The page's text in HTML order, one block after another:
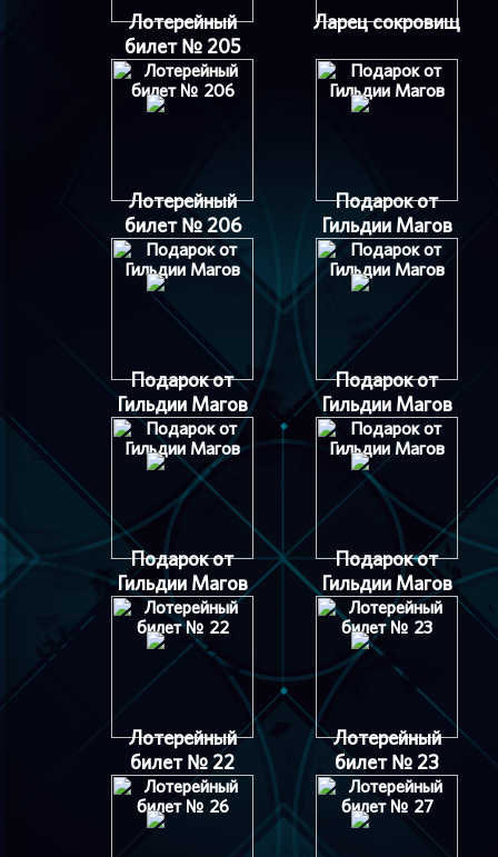
Лотерейный
билет № 205
Ларец сокровищ
Лотерейный
билет № 206
Подарок от
Гильдии Магов
Подарок от
Гильдии Магов
Подарок от
Гильдии Магов
Подарок от
Гильдии Магов
Подарок от
Гильдии Магов
Лотерейный
билет № 22
Лотерейный
билет № 23